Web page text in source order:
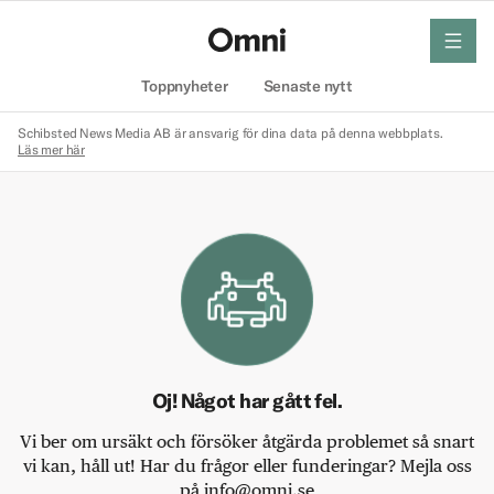
Toppnyheter Senaste nytt
meny
Schibsted News Media AB är ansvarig för dina data på denna webbplats.
Läs mer här
Oj! Något har gått fel.
Vi ber om ursäkt och försöker åtgärda problemet så snart
vi kan, håll ut! Har du frågor eller funderingar? Mejla oss